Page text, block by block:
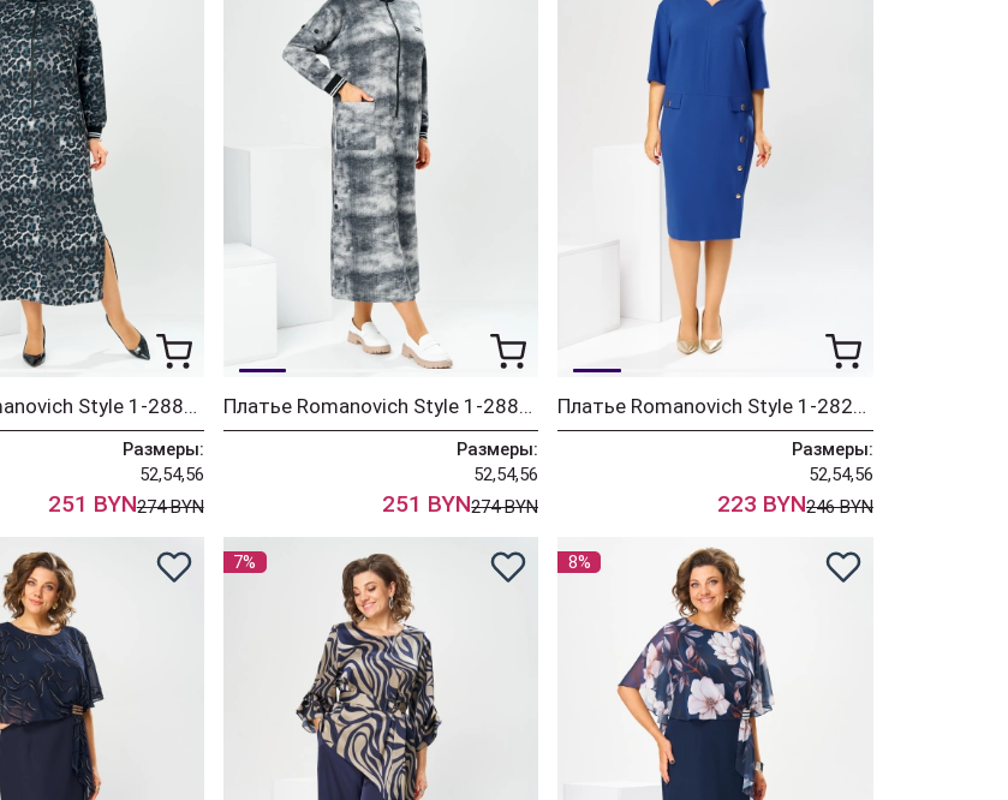
Платье Romanovich Style 1-2885 синий леопард
Размеры:
52,54,56
251 BYN274 BYN
Платье Romanovich Style 1-2885 синий
Размеры:
52,54,56
251 BYN274 BYN
Платье Romanovich Style 1-2829 василёк
Размеры:
52,54,56
223 BYN246 BYN
7% 8%